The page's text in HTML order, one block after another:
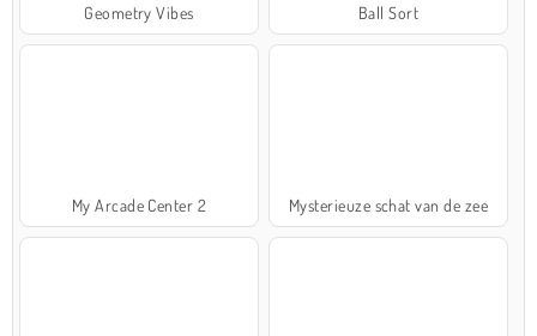
Geometry Vibes Ball Sort
My Arcade Center 2 Mysterieuze schat van de zee